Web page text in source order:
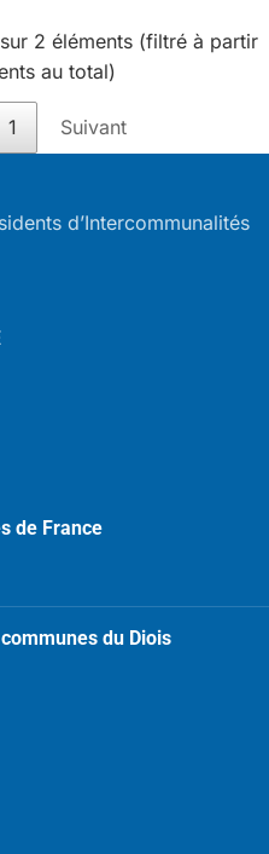
2 éléments (filtré à partir
au total)
1
Suivant
d’Intercommunalités
de France
du Diois